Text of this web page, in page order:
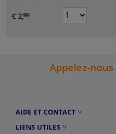
€ 2,99
Appelez-nous
AIDE ET CONTACT
LIENS UTILES